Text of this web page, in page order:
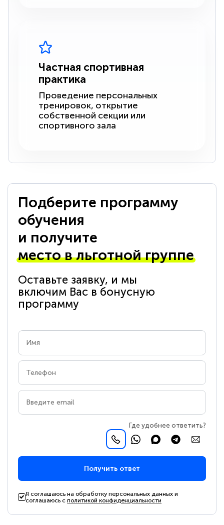
Частная спортивная
практика
Проведение персональных
тренировок, открытие
собственной секции или
спортивного зала
Подберите программу
обучения
и получите
место в льготной группе
Оставьте заявку, и мы
включим Вас в бонусную
программу
Где удобнее ответить?
Получить ответ
Я соглашаюсь на обработку персональных данных и
соглашаюсь сполитикой конфиденциальности